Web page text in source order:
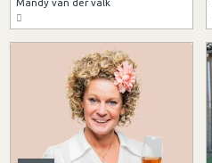
Mandy van der valk